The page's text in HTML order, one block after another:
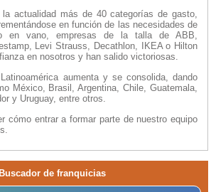
actualidad más de 40 categorías de gasto,
en función de las necesidades de
en vano, empresas de la talla de ABB,
Levi Strauss, Decathlon, IKEA o Hilton
en nosotros y han salido victoriosas.
aumenta y se consolida, dando
México, Brasil, Argentina, Chile, Guatemala,
y Uruguay, entre otros.
cómo entrar a formar parte de nuestro equipo
Buscador de franquicias